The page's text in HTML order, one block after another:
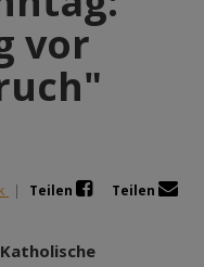
vor
| Teilen
Teilen